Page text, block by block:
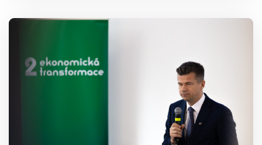
tohoto roku, konal kulatý stůl, kde se v […]